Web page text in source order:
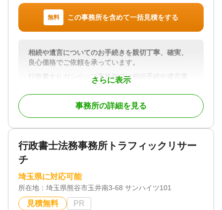
無料 この事務所を含めて一括見積をする
さらに表示
相続や遺言についてのお手続きを親切丁寧、確実、
良心価格でご依頼を承っています。
行政書士ヒガシベップ事務所では相続手続や遺言書
の作成手続きについてご依頼を承っています。
相続手続については、多数の書類の収集や、相続財
産の調査を行わなければならなかったりと大変時間
為にもぜひ用意なさった方がいい場合が多いです。
せていただきご依頼を進めさせていただいておりま
す。
お打ち合わせにつきましては、対面の他、ZOOM等
のオンライン（テレビ電話）方式で行うことも可能
事務所の詳細を見る
行政書士法務事務所トラフィックリサー
チ
埼玉県に対応可能
所在地： 埼玉県熊谷市玉井南3-68 サンハイツ101
見積無料 PR